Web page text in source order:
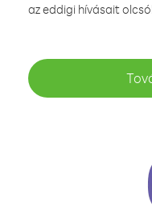
az eddigi hívásait